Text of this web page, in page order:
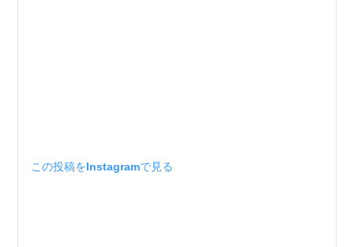
この投稿をInstagramで見る